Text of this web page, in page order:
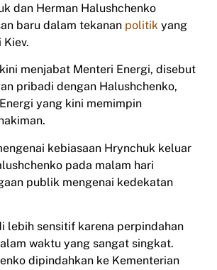
dan Herman Halushchenko
baru dalam tekanan politik yang
menjabat Menteri Energi, disebut
pribadi dengan Halushchenko,
yang kini memimpin
kebiasaan Hrynchuk keluar
pada malam hari
publik mengenai kedekatan
lebih sensitif karena perpindahan
waktu yang sangat singkat.
dipindahkan ke Kementerian